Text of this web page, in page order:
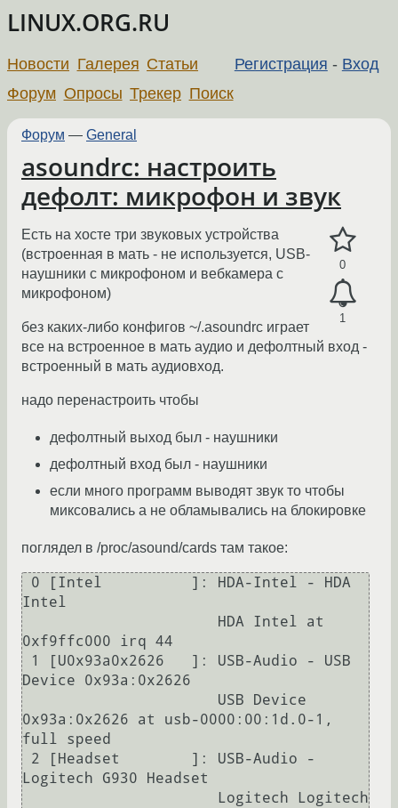
LINUX.ORG.RU
Регистрация - Вход
Новости Галерея Статьи
Форум Опросы Трекер Поиск
Форум — General
asoundrc: настроить
дефолт: микрофон и звук
0
1
Есть на хосте три звуковых устройства
(встроенная в мать - не используется, USB-
наушники с микрофоном и вебкамера с
микрофоном)
без каких-либо конфигов ~/.asoundrc играет
все на встроенное в мать аудио и дефолтный вход -
встроенный в мать аудиовход.
надо перенастроить чтобы
дефолтный выход был - наушники
дефолтный вход был - наушники
если много программ выводят звук то чтобы
миксовались а не обламывались на блокировке
поглядел в /proc/asound/cards там такое:
Intel
0xf9ffc000 irq 44
Device 0x93a:0x2626
0x93a:0x2626 at usb-0000:00:1d.0-1,
full speed
Logitech G930 Headset